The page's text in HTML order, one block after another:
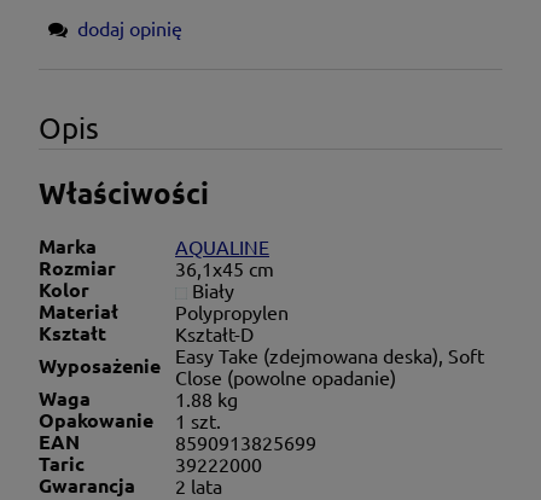
dodaj opinię
Opis
Właściwości
Marka AQUALINE
Rozmiar 36,1x45 cm
Kolor Biały
Materiał Polypropylen
Kształt Kształt-D
Wyposażenie
Easy Take (zdejmowana deska), Soft
Close (powolne opadanie)
Waga 1.88 kg
Opakowanie 1 szt.
EAN 8590913825699
Taric 39222000
Gwarancja 2 lata